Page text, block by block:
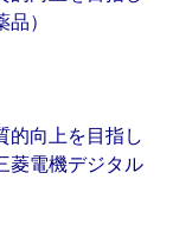
）
的向上を目指し
菱電機デジタル